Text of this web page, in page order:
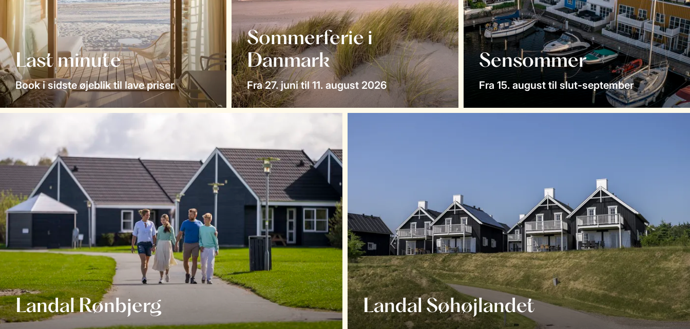
Last minute
Book i sidste øjeblik til lave priser
Sommerferie i
Danmark
Fra 27. juni til 11. august 2026
Sensommer
Fra 15. august til slut-september
Landal Rønbjerg Landal Søhøjlandet